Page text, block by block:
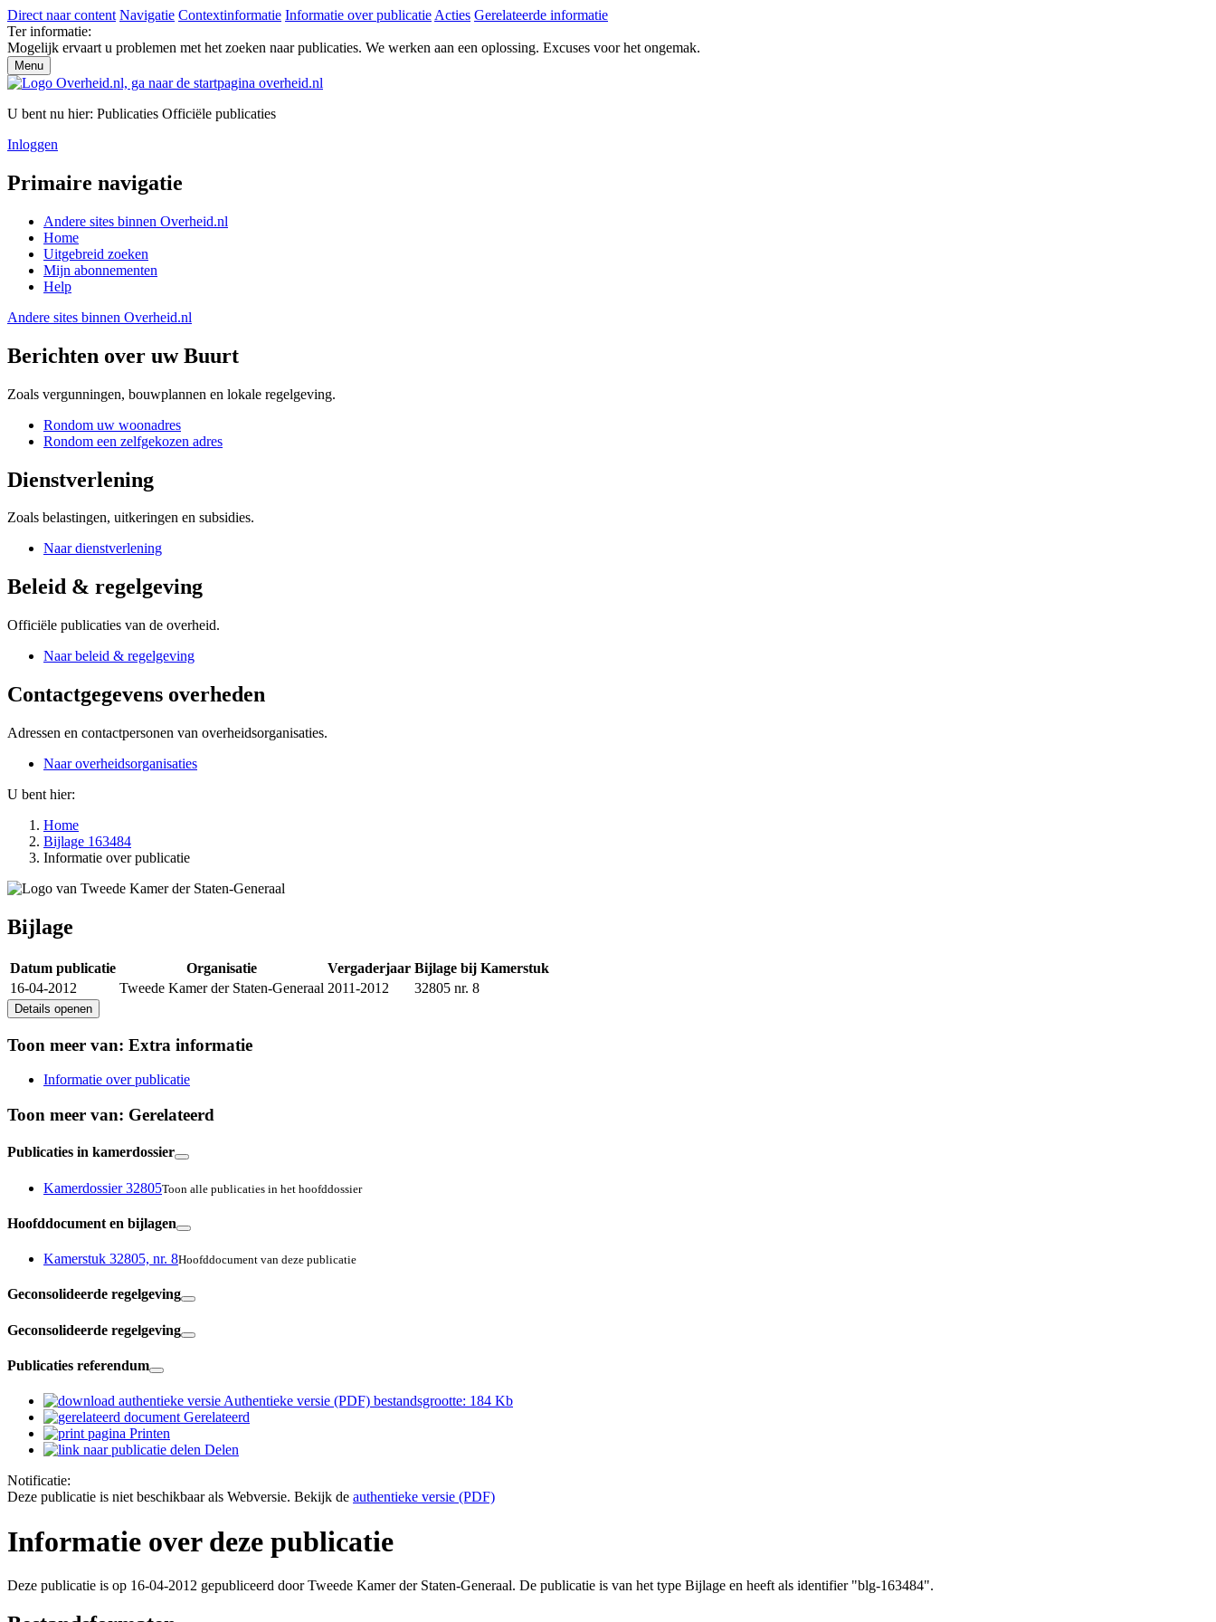
Direct naar content Navigatie Contextinformatie Informatie over publicatie Acties Gerelateerde informatie
Ter informatie:
Mogelijk ervaart u problemen met het zoeken naar publicaties. We werken aan een oplossing. Excuses voor het ongemak.
Menu
U bent nu hier: Publicaties Officiële publicaties
Inloggen
Primaire navigatie
Andere sites binnen Overheid.nl
Home
Uitgebreid zoeken
Mijn abonnementen
Help
Andere sites binnen Overheid.nl
Berichten over uw Buurt
Zoals vergunningen, bouwplannen en lokale regelgeving.
Rondom uw woonadres
Rondom een zelfgekozen adres
Dienstverlening
Zoals belastingen, uitkeringen en subsidies.
Naar dienstverlening
Beleid & regelgeving
Officiële publicaties van de overheid.
Naar beleid & regelgeving
Contactgegevens overheden
Adressen en contactpersonen van overheidsorganisaties.
Naar overheidsorganisaties
U bent hier:
Home
Bijlage 163484
Informatie over publicatie
Bijlage
Datum publicatie Organisatie Vergaderjaar Bijlage bij Kamerstuk
16-04-2012
Tweede Kamer der Staten-Generaal 2011-2012 32805 nr. 8
Details openen
Toon meer van: Extra informatie
Informatie over publicatie
Toon meer van: Gerelateerd
Publicaties in kamerdossier
Kamerdossier 32805Toon alle publicaties in het hoofddossier
Hoofddocument en bijlagen
Kamerstuk 32805, nr. 8Hoofddocument van deze publicatie
Geconsolideerde regelgeving
Geconsolideerde regelgeving
Publicaties referendum
Authentieke versie (PDF) bestandsgrootte: 184 Kb
Gerelateerd
Printen
Delen
Notificatie:
Deze publicatie is niet beschikbaar als Webversie. Bekijk de authentieke versie (PDF)
Informatie over deze publicatie
Deze publicatie is op 16-04-2012 gepubliceerd door Tweede Kamer der Staten-Generaal. De publicatie is van het type Bijlage en heeft als identifier "blg-163484".